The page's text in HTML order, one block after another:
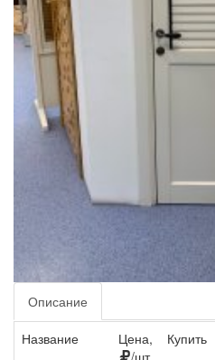
Описание
Название
Цена,
Купить